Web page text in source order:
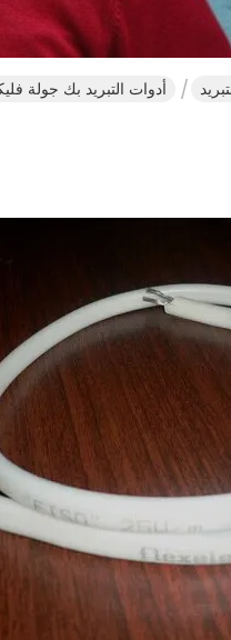
أدوات التبريد بك جولة